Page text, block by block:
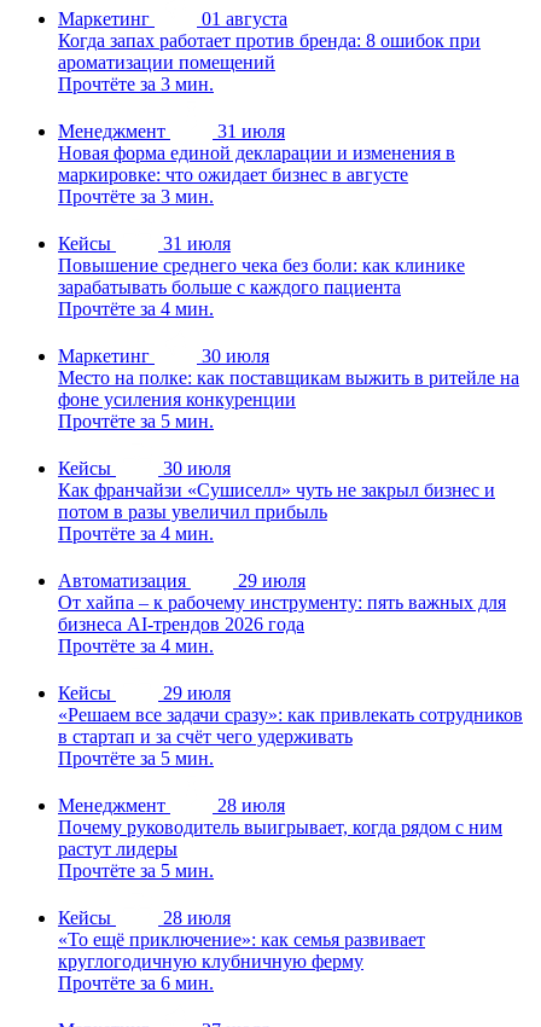
Маркетинг
01 августа
Когда запах работает против бренда: 8 ошибок при
ароматизации помещений
Прочтёте за 3 мин.
Менеджмент
31 июля
Новая форма единой декларации и изменения в
маркировке: что ожидает бизнес в августе
Прочтёте за 3 мин.
Кейсы
31 июля
Повышение среднего чека без боли: как клинике
зарабатывать больше с каждого пациента
Прочтёте за 4 мин.
Маркетинг
30 июля
Место на полке: как поставщикам выжить в ритейле на
фоне усиления конкуренции
Прочтёте за 5 мин.
Кейсы
30 июля
Как франчайзи «Сушиселл» чуть не закрыл бизнес и
потом в разы увеличил прибыль
Прочтёте за 4 мин.
Автоматизация
29 июля
От хайпа – к рабочему инструменту: пять важных для
бизнеса AI-трендов 2026 года
Прочтёте за 4 мин.
Кейсы
29 июля
«Решаем все задачи сразу»: как привлекать сотрудников
в стартап и за счёт чего удерживать
Прочтёте за 5 мин.
Менеджмент
28 июля
Почему руководитель выигрывает, когда рядом с ним
растут лидеры
Прочтёте за 5 мин.
Кейсы
28 июля
«То ещё приключение»: как семья развивает
круглогодичную клубничную ферму
Прочтёте за 6 мин.